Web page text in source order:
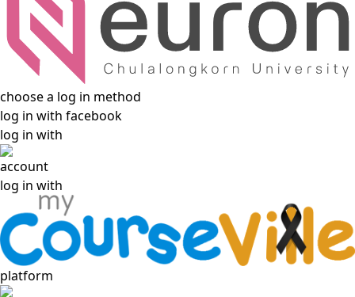
choose a log in method
log in with facebook
log in with
account
log in with
platform